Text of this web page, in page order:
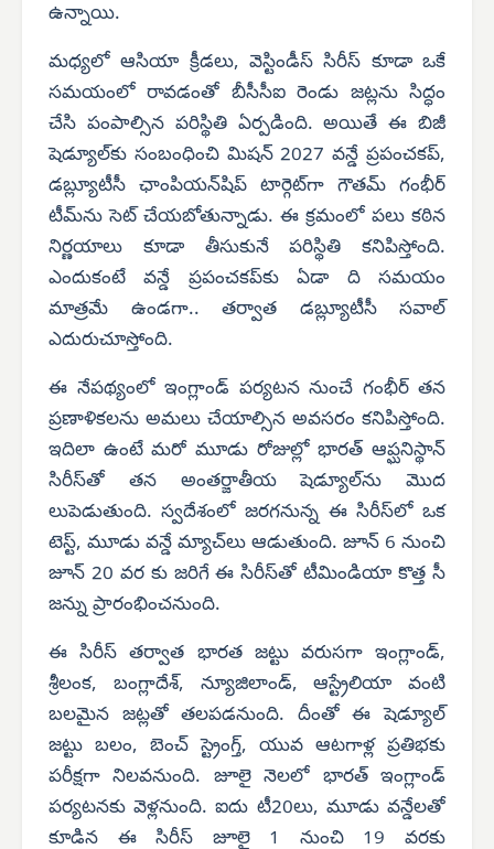
ఉన్నాయి.
మధ్యలో ఆసియా క్రీడలు, వెస్టిండీస్ సిరీస్ కూడా ఒకే
సమయంలో రావడంతో బీసీసీఐ రెండు జట్లను సిద్ధం
చేసి పంపాల్సిన పరిస్థితి ఏర్పడింది. అయితే ఈ బిజీ
షెడ్యూల్‌కు సంబంధించి మిషన్ 2027 వన్డే ప్రపంచకప్,
డబ్ల్యూటీసీ ఛాంపియన్‌షిప్ టార్గెట్‌గా గౌతమ్ గంభీర్
టీమ్‌ను సెట్ చేయబోతున్నాడు. ఈ క్రమంలో పలు కఠిన
నిర్ణయాలు కూడా తీసుకునే పరిస్థితి కనిపిస్తోంది.
ఎందుకంటే వన్డే ప్రపంచకప్‌కు ఏడా ది సమయం
మాత్రమే ఉండగా.. తర్వాత డబ్ల్యూటీసీ సవాల్
ఎదురుచూస్తోంది.
ఈ నేపథ్యంలో ఇంగ్లాండ్ పర్యటన నుంచే గంభీర్ తన
ప్రణాళికలను అమలు చేయాల్సిన అవసరం కనిపిస్తోంది.
ఇదిలా ఉంటే మరో మూడు రోజుల్లో భారత్ ఆప్ఘనిస్థాన్
సిరీస్‌తో తన అంతర్జాతీయ షెడ్యూల్‌ను మొద
లుపెడుతుంది. స్వదేశంలో జరగనున్న ఈ సిరీస్‌లో ఒక
టెస్ట్, మూడు వన్డే మ్యాచ్‌లు ఆడుతుంది. జూన్ 6 నుంచి
జూన్ 20 వర కు జరిగే ఈ సిరీస్‌తో టీమిండియా కొత్త సీ
జన్ను ప్రారంభించనుంది.
ఈ సిరీస్ తర్వాత భారత జట్టు వరుసగా ఇంగ్లాండ్,
శ్రీలంక, బంగ్లాదేశ్, న్యూజిలాండ్, ఆస్ట్రేలియా వంటి
బలమైన జట్లతో తలపడనుంది. దీంతో ఈ షెడ్యూల్
జట్టు బలం, బెంచ్ స్ట్రెంగ్త్, యువ ఆటగాళ్ల ప్రతిభకు
పరీక్షగా నిలవనుంది. జూలై నెలలో భారత్ ఇంగ్లాండ్
పర్యటనకు వెళ్లనుంది. ఐదు టీ20లు, మూడు వన్డేలతో
కూడిన ఈ సిరీస్ జూలై 1 నుంచి 19 వరకు